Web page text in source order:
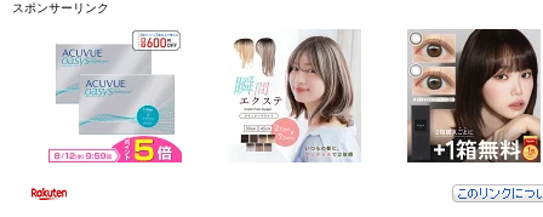
スポンサーリンク